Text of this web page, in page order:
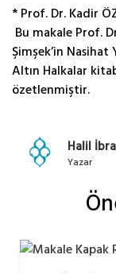
* Prof. Dr. Kadir
Bu makale Prof.
Şimşek’in Nasihat
Altın Halkalar
özetlenmiştir.
Halil
Yazar